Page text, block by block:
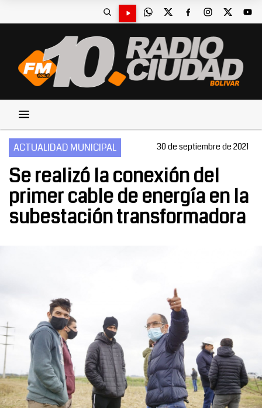
ACTUALIDAD MUNICIPAL 30 de septiembre de 2021
Se realizó la conexión del
primer cable de energía en la
subestación transformadora